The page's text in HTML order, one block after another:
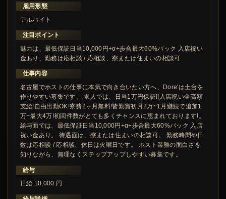
雇用形態
アルバイト
注目ポイント
魅力は、最低保証日当10,000円+α+歩合最大60%バック 入店祝い
金あり、勤務は応相談 / 応相談、寮または住まいの相談可
仕事内容
名古屋でホストの仕事に本気で向き合いたい方へ、Dore'は土台を
作りやすい募集です。 求人では、日当1万円保証!!入店祝い金高額
支給!自由出勤OK!寮費2ヶ月無料!皆勤賞初月2万~1月継続で追加1
万~最大4万!初回件数がとても多くチャンスに恵まれております!。
給与面では、最低保証日当10,000円+α+歩合最大60%バック 入店
祝い金あり。 待遇面は、寮または住まいの相談可。 勤務時間や日
数は応相談 / 応相談、休日は火曜日です。 ホスト業務の面白さを
知りながら、無理なくステップアップしやすい募集です。
給与
日給 10,000 円